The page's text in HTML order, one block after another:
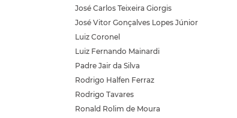
José Carlos Teixeira Giorgis
José Vitor Gonçalves Lopes Júnior
Luiz Coronel
Luiz Fernando Mainardi
Padre Jair da Silva
Rodrigo Halfen Ferraz
Rodrigo Tavares
Ronald Rolim de Moura